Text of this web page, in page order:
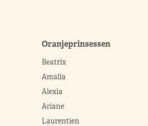
Oranjeprinsessen
Beatrix
Amalia
Alexia
Ariane
Laurentien